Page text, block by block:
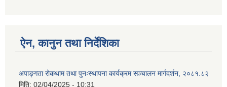
ऐन, कानुन तथा निर्देशिका
अपाङ्गता रोकथाम तथा पुनःस्थापना कार्यक्रम सञ्चालन मार्गदर्शन, २०८१.८२
मिति: 02/04/2025 - 10:31